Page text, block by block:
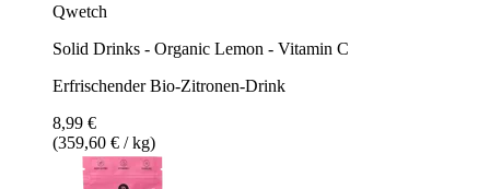
Qwetch
Solid Drinks - Organic Lemon - Vitamin C
Erfrischender Bio-Zitronen-Drink
8,99 €
(359,60 € / kg)